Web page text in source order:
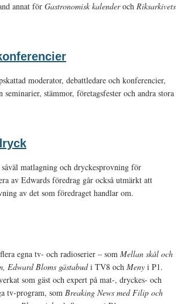
annat för Gastronomisk kalenderoch Riksarkivets
moderator, debattledare och konferencier,
seminarier, stämmor, företagsfester och andra stora
matlagning och dryckesprovning för
av Edwards föredrag går också utmärkt att
av det som föredraget handlar om.
egna tv- och radioserier – som Mellan skål och
Edward Bloms gästabudi TV8 och Meny i P1.
som gäst och expert på mat-, dryckes- och
tv-program, som Breaking News med Filip och